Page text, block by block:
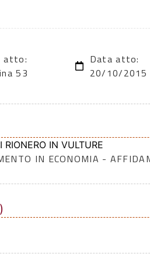
atto:
53
Data atto:
20/10/2015
RIONERO IN VULTURE
IN ECONOMIA -